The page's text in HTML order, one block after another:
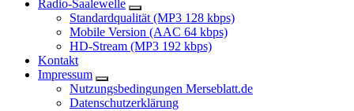
Radio-Saalewelle
Standardqualität (MP3 128 kbps)
Mobile Version (AAC 64 kbps)
HD-Stream (MP3 192 kbps)
Kontakt
Impressum
Nutzungsbedingungen Merseblatt.de
Datenschutzerklärung